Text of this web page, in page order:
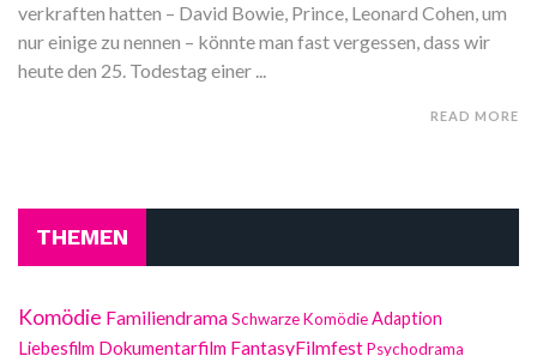
verkraften hatten – David Bowie, Prince, Leonard Cohen, um
nur einige zu nennen – könnte man fast vergessen, dass wir
heute den 25. Todestag einer ...
READ MORE
THEMEN
Komödie FamiliendramaSchwarze KomödieAdaption
Liebesfilm Dokumentarfilm FantasyFilmfestPsychodrama